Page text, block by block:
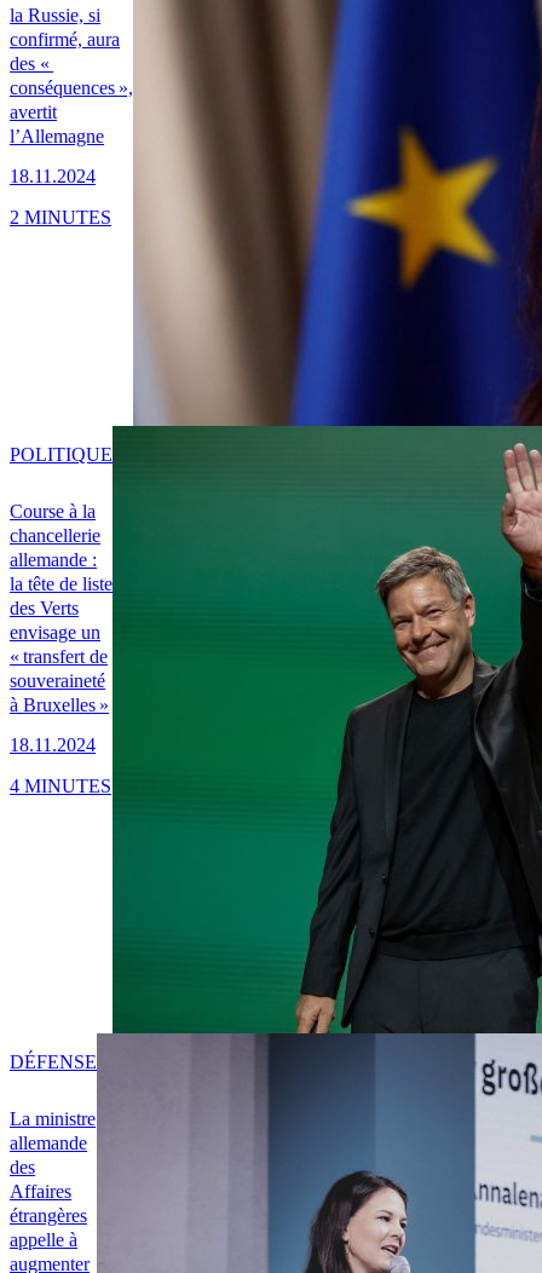
la Russie, si
confirmé, aura
des «
conséquences »,
avertit
l’Allemagne
18.11.2024
2 MINUTES
Course à la
chancellerie
allemande :
la tête de liste
des Verts
envisage un
« transfert de
souveraineté
à Bruxelles »
18.11.2024
POLITIQUE
4 MINUTES
La ministre
allemande
des
Affaires
étrangères
appelle à
augmenter
DÉFENSE